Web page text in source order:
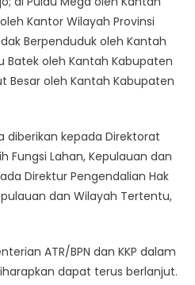
Kantor Wilayah Provinsi
Berpenduduk oleh Kantah
Batek oleh Kantah Kabupaten
Besar oleh Kantah Kabupaten
diberikan kepada Direktorat
Fungsi Lahan, Kepulauan dan
Direktur Pengendalian Hak
dan Wilayah Tertentu,
ATR/BPN dan KKP dalam
dapat terus berlanjut.